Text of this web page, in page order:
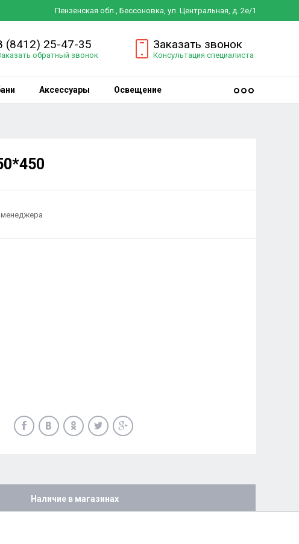
Пензенская обл., Бессоновка, ул. Центральная, д. 2е/1
(8412) 25-47-35
обратный звонок
Заказать звонок
Консультация специалиста
Аксессуары Освещение
менеджера
Наличие в магазинах